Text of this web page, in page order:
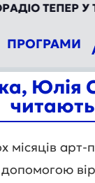
У
ПРОГРАМИ
Юлія
місяців
допомогою